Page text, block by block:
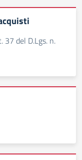
37 del D.Lgs. n.